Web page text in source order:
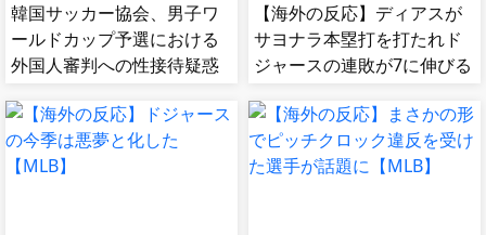
韓国サッカー協会、男子ワ
ールドカップ予選における
外国人審判への性接待疑惑
杯の悪夢[海外の反応]
【海外の反応】ディアスが
サヨナラ本塁打を打たれド
ジャースの連敗が7に伸びる